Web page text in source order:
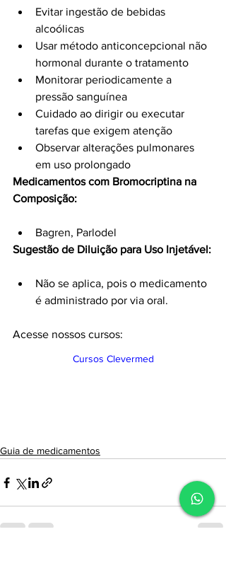
Evitar ingestão de bebidas
alcoólicas
Usar método anticoncepcional não
hormonal durante o tratamento
Monitorar periodicamente a
pressão sanguínea
Cuidado ao dirigir ou executar
tarefas que exigem atenção
Observar alterações pulmonares
em uso prolongado
Medicamentos com Bromocriptina na
Composição:
Bagren, Parlodel
Sugestão de Diluição para Uso Injetável:
Não se aplica, pois o medicamento
é administrado por via oral.
Acesse nossos cursos:
Cursos Clevermed
Guia de medicamentos